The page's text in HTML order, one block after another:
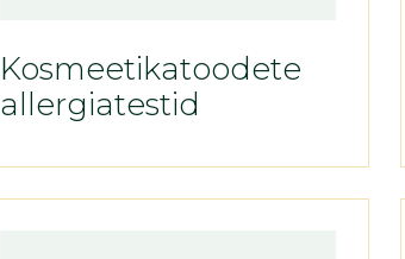
Kosmeetikatoodete
allergiatestid